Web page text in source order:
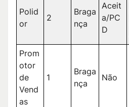
Polid
or
2
Braga
nça
Aceit
a/PC
D
Prom
otor
de
Vend
as
1
Braga
nça
Não